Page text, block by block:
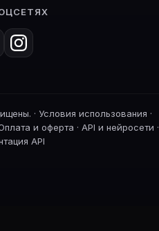
· Условия использования ·
и оферта · API и нейросети ·
API